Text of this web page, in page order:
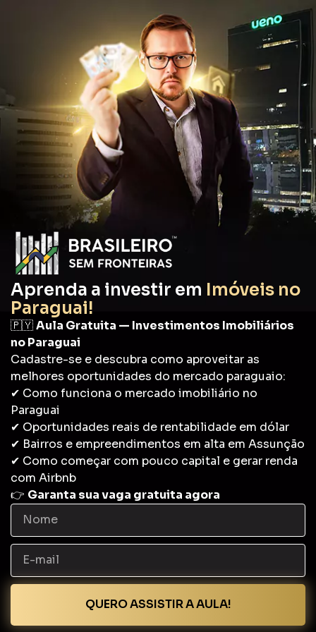
Aprenda a investir em Imóveis no
Paraguai!
🇵🇾Aula Gratuita — Investimentos Imobiliários
no Paraguai
Cadastre-se e descubra como aproveitar as
melhores oportunidades do mercado paraguaio:
✔ Como funciona o mercado imobiliário no
Paraguai
✔ Oportunidades reais de rentabilidade em dólar
✔ Bairros e empreendimentos em alta em Assunção
✔ Como começar com pouco capital e gerar renda
com Airbnb
👉 Garanta sua vaga gratuita agora
QUERO ASSISTIR A AULA!